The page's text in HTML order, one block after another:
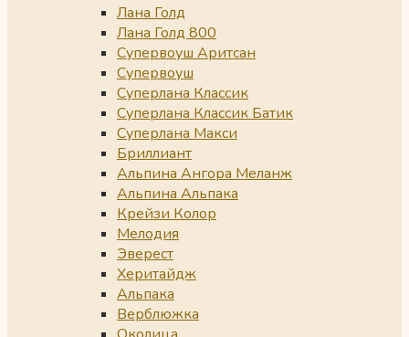
Лана Голд
Лана Голд 800
Супервоуш Аритсан
Супервоуш
Суперлана Классик
Суперлана Классик Батик
Суперлана Макси
Бриллиант
Альпина Ангора Меланж
Альпина Альпака
Крейзи Колор
Мелодия
Эверест
Херитайдж
Альпака
Верблюжка